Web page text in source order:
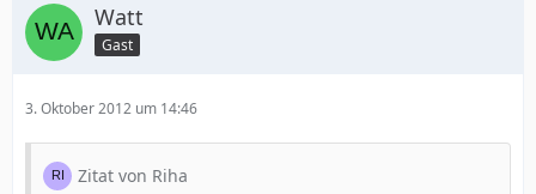
Watt
Gast
3. Oktober 2012 um 14:46
Zitat von Riha